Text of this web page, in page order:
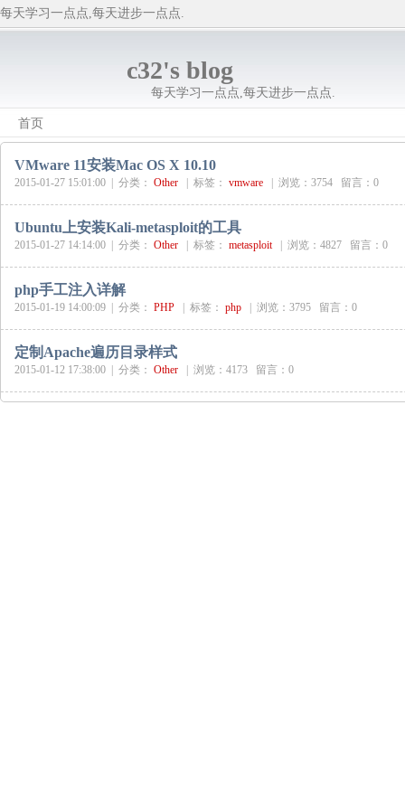
每天学习一点点,每天进步一点点.
c32's blog
每天学习一点点,每天进步一点点.
首页
VMware 11安装Mac OS X 10.10
2015-01-27 15:01:00 | 分类： Other 标签： vmware 浏览：3754 留言：0
Ubuntu上安装Kali-metasploit的工具
2015-01-27 14:14:00 | 分类： Other 标签： metasploit 浏览：4827 留言：0
php手工注入详解
2015-01-19 14:00:09 | 分类： PHP 标签： php 浏览：3795 留言：0
定制Apache遍历目录样式
2015-01-12 17:38:00 | 分类： Other 浏览：4173 留言：0